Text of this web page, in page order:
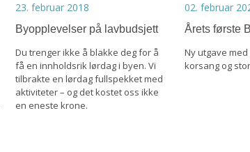
23. februar 2018
Byopplevelser på lavbudsjett
Du trenger ikke å blakke deg for å
få en innholdsrik lørdag i byen. Vi
tilbrakte en lørdag fullspekket med
aktiviteter – og det kostet oss ikke
en eneste krone.
02. februar
Årets første
Ny utgave
korsang og